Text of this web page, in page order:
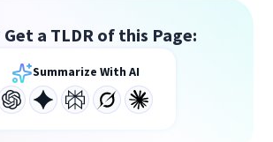
Get a TLDR of this Page:
Summarize With AI